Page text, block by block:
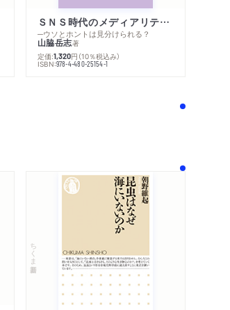
ＳＮＳ時代のメディアリテラシー
─ウソとホントは見分けられる？
山脇岳志著
定価:1,320円 （10％税込み）
ISBN:978-4-480-25154-1
ちくま新書